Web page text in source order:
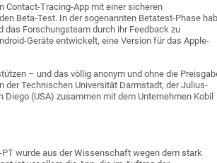
Contact-Tracing-App mit einer sicheren
Beta-Test. In der sogenannten Betatest-Phase
das Forschungsteam durch ihr Feedback zu
Geräte entwickelt, eine Version für das Apple-
– und das völlig anonym und ohne die
der Technischen Universität Darmstadt, der Julius-
(USA) zusammen mit dem Unternehmen Kobil
wurde aus der Wissenschaft wegen dem stark